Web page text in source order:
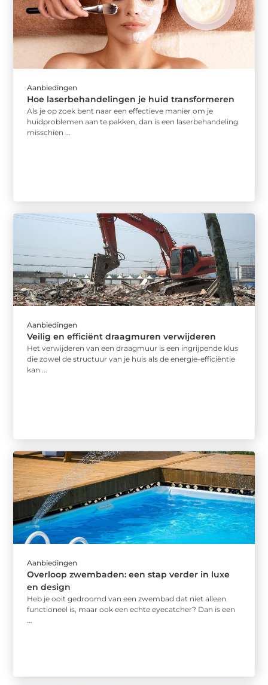
Aanbiedingen
Hoe laserbehandelingen je huid transformeren
Als je op zoek bent naar een effectieve manier om je
huidproblemen aan te pakken, dan is een laserbehandeling
misschien ...
Aanbiedingen
Veilig en efficiënt draagmuren verwijderen
Het verwijderen van een draagmuur is een ingrijpende klus
die zowel de structuur van je huis als de energie-efficiëntie
kan ...
Aanbiedingen
Overloop zwembaden: een stap verder in luxe
en design
Heb je ooit gedroomd van een zwembad dat niet alleen
functioneel is, maar ook een echte eyecatcher? Dan is een